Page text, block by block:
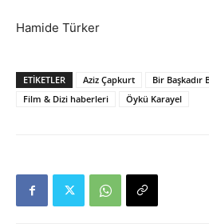
Hamide Türker
ETIKETLER Aziz Çapkurt
Bir Başkadır
Film & Dizi haberleri
Öykü Karayel